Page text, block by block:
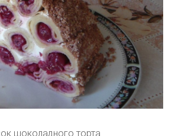
шоколадного торта